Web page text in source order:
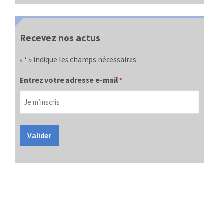
Recevez nos actus
« * » indique les champs nécessaires
Entrez votre adresse e-mail*
Valider